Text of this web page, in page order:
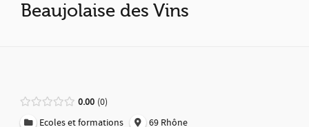
Beaujolaise des Vins
0.00 0
Ecoles et formations
69 Rhône